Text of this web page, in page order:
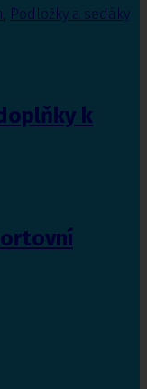
, Podložky a sedáky
k